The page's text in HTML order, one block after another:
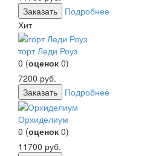
Заказать
Подробнее
Хит
торт Леди Роуз
0 (оценок 0)
7200 руб.
Заказать
Подробнее
Орхиделиум
0 (оценок 0)
11700 руб.